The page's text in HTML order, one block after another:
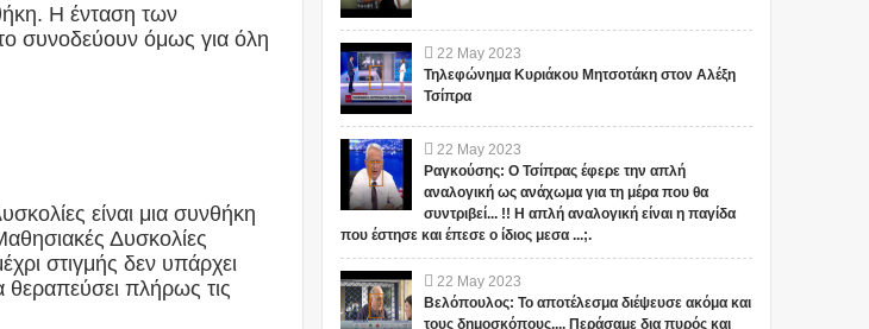
Η ένταση των
συνοδεύουν όμως για όλη
είναι μια συνθήκη
Δυσκολίες
στιγμής δεν υπάρχει
θεραπεύσει πλήρως τις
22 May 2023
Τηλεφώνημα Κυριάκου Μητσοτάκη στον Αλέξη
Τσίπρα
22 May 2023
Ραγκούσης: Ο Τσίπρας έφερε την απλή
αναλογική ως ανάχωμα για τη μέρα που θα
συντριβεί... !! Η απλή αναλογική είναι η παγίδα
που έστησε και έπεσε ο ίδιος μεσα ...;.
22 May 2023
Βελόπουλος: Το αποτέλεσμα διέψευσε ακόμα και
τους δημοσκόπους.... Περάσαμε δια πυρός και